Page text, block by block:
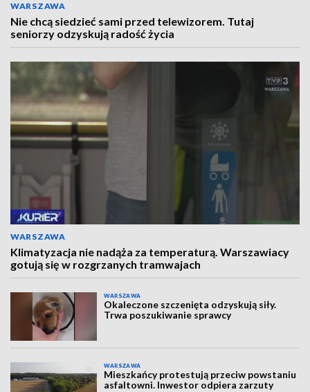
WARSZAWA
Nie chcą siedzieć sami przed telewizorem. Tutaj
seniorzy odzyskują radość życia
WARSZAWA
Klimatyzacja nie nadąża za temperaturą. Warszawiacy
gotują się w rozgrzanych tramwajach
WARSZAWA
Okaleczone szczenięta odzyskują siły.
Trwa poszukiwanie sprawcy
WARSZAWA
Mieszkańcy protestują przeciw powstaniu
asfaltowni. Inwestor odpiera zarzuty